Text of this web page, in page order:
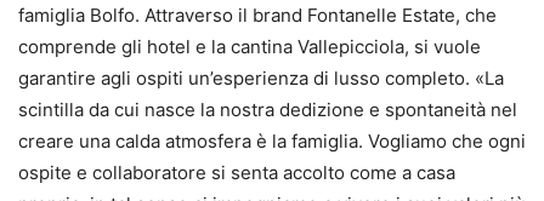
famiglia Bolfo. Attraverso il brand Fontanelle Estate, che
comprende gli hotel e la cantina Vallepicciola, si vuole
garantire agli ospiti un’esperienza di lusso completo. «La
scintilla da cui nasce la nostra dedizione e spontaneità nel
creare una calda atmosfera è la famiglia. Vogliamo che ogni
ospite e collaboratore si senta accolto come a casa